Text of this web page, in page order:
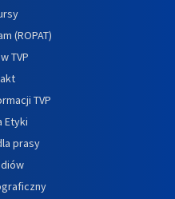
(ROPAT)
TVP
TVP
Etyki
prasy